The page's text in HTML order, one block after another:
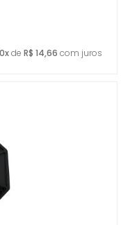
de R$ 14,66 com juros